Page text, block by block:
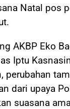
Natal pos
AKBP Eko
Iptu
perubahan
dari upaya
suasana